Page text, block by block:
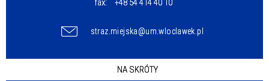
fax:
+48 54 414 40 10
straz.miejska@um.wloclawek.pl
NA SKRÓTY